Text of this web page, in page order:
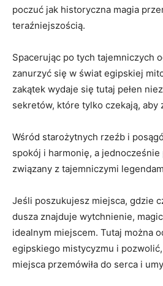
poczuć jak historyczna magia⁤
teraźniejszością.
Spacerując po tych tajemniczych
zanurzyć się‌ w świat egipskiej
zakątek‌ wydaje się tutaj ‍pełen⁤
sekretów,⁣ które tylko ‍czekają, aby
Wśród starożytnych rzeźb ⁤i
spokój i harmonię, a
związany z tajemniczymi
Jeśli poszukujesz‌ miejsca, ⁣gdzie
dusza znajduje wytchnienie,
idealnym miejscem. ⁣Tutaj⁢ można
egipskiego ​mistycyzmu ​i⁢
miejsca przemówiła ⁣do serca i